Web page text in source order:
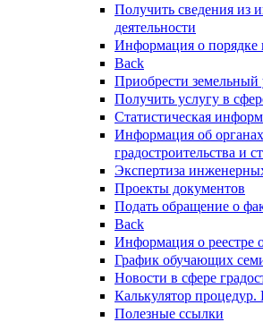
Получить сведения из
деятельности
Информация о порядке
Back
Приобрести земельный
Получить услугу в
Статистическая
Информация об
градостроительства и
Экспертиза
Проекты документов
Подать обращение о
Back
Информация о реестре
График обучающих
Новости в сфере
Калькулятор
Полезные ссылки